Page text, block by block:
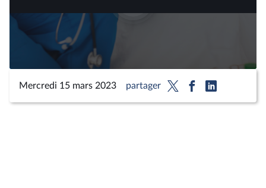
Lire
vidéo
Mercredi 15 mars 2023 partager